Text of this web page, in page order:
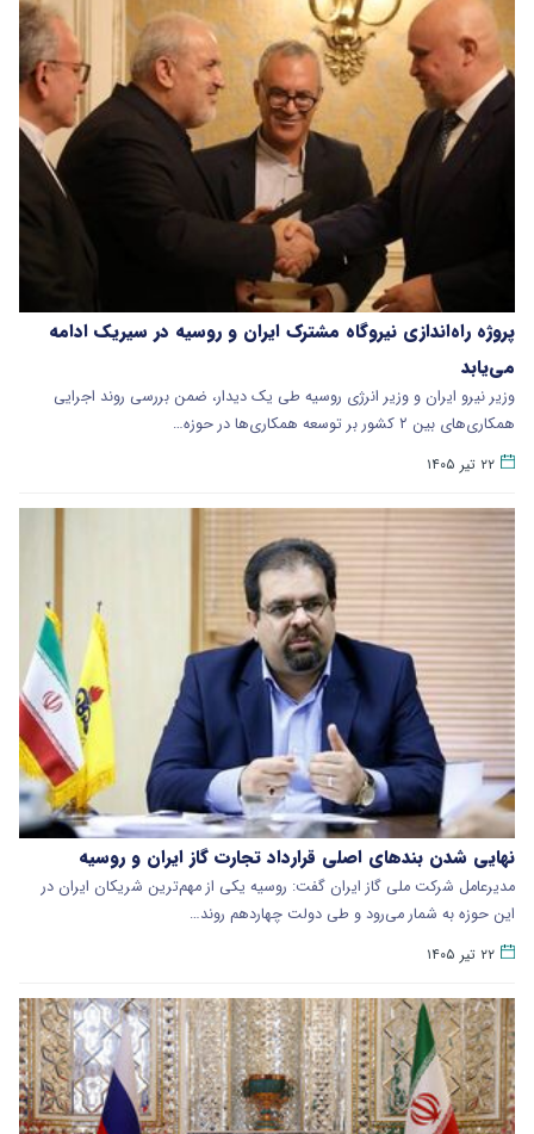
پروژه راه‌اندازی نیروگاه مشترک ایران و روسیه در سیریک ادامه
می‌یابد
وزیر نیرو ایران و وزیر انرژی روسیه طی یک دیدار، ضمن بررسی روند اجرایی
همکاری‌های بین ۲ کشور بر توسعه همکاری‌ها در حوزه…
۲۲ تیر ۱۴۰۵
نهایی شدن بندهای اصلی قرارداد تجارت گاز ایران و روسیه
مدیرعامل شرکت ملی گاز ایران گفت: روسیه یکی از مهم‌ترین شریکان ایران در
این حوزه به شمار می‌رود و طی دولت چهاردهم روند…
۲۲ تیر ۱۴۰۵